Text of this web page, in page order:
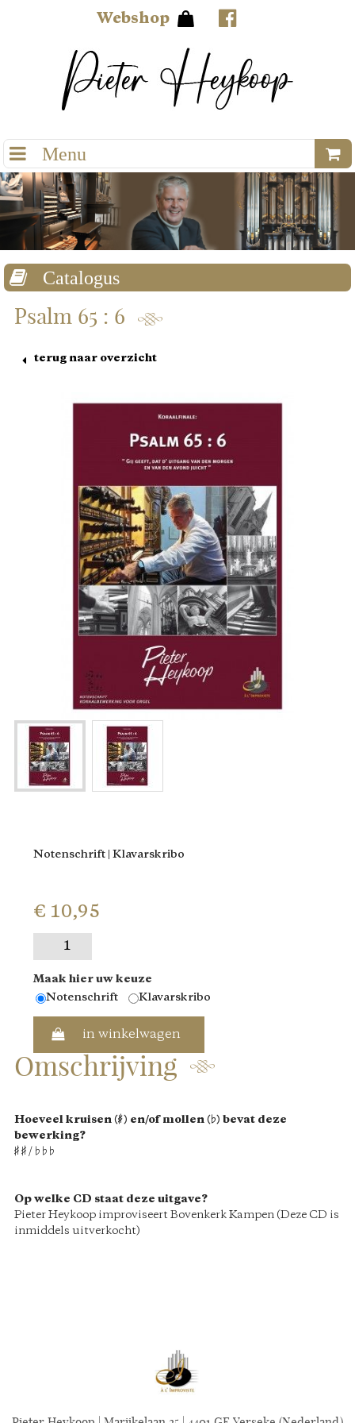
Webshop
Psalm 65 : 6
terug naar overzicht
Notenschrift | Klavarskribo
€ 10,95
Maak hier uw keuze
Notenschrift
Klavarskribo
in winkelwagen
Omschrijving
Hoeveel kruisen (♯) en/of mollen (♭) bevat deze
bewerking?
♯ ♯ / ♭ ♭ ♭
Op welke CD staat deze uitgave?
Pieter Heykoop improviseert Bovenkerk Kampen (Deze CD is
inmiddels uitverkocht)